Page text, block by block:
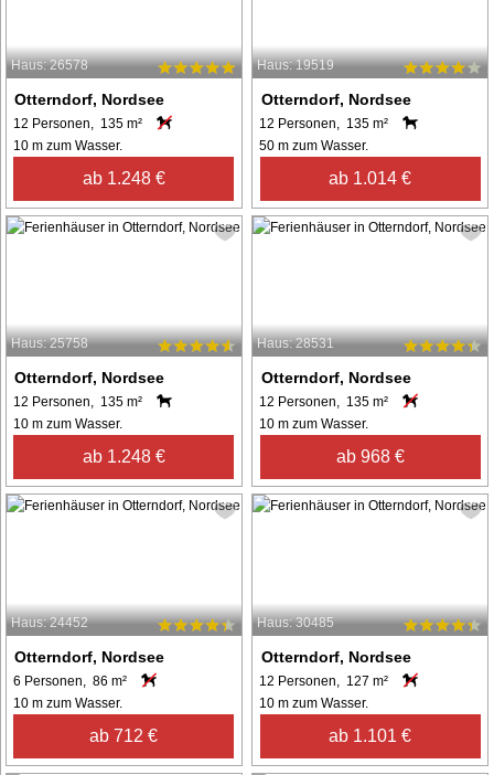
Haus: 26578
Otterndorf, Nordsee
12 Personen, 135 m²
10 m zum Wasser.
ab 1.248 €
Haus: 19519
Otterndorf, Nordsee
12 Personen, 135 m²
50 m zum Wasser.
ab 1.014 €
Haus: 25758
Otterndorf, Nordsee
12 Personen, 135 m²
10 m zum Wasser.
ab 1.248 €
Haus: 28531
Otterndorf, Nordsee
12 Personen, 135 m²
10 m zum Wasser.
ab 968 €
Haus: 24452
Otterndorf, Nordsee
6 Personen, 86 m²
10 m zum Wasser.
ab 712 €
Haus: 30485
Otterndorf, Nordsee
12 Personen, 127 m²
10 m zum Wasser.
ab 1.101 €